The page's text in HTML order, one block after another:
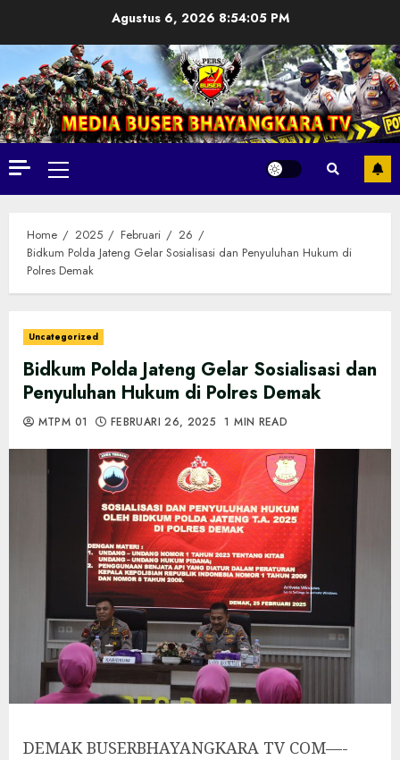
Agustus 6, 2026 8:54:07 PM
Primary
Menu
Home 2025 Februari
26
Bidkum Polda Jateng Gelar Sosialisasi dan Penyuluhan Hukum di
Polres Demak
Uncategorized
Bidkum Polda Jateng Gelar Sosialisasi dan
Penyuluhan Hukum di Polres Demak
MTPM 01 FEBRUARI 26, 2025 1 MIN READ
DEMAK BUSERBHAYANGKARA TV COM—-